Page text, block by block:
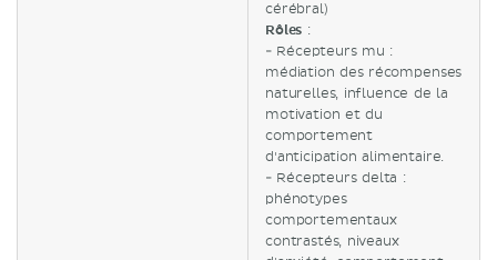
cérébral)
Rôles :
- Récepteurs mu :
médiation des récompenses
naturelles, influence de la
motivation et du
comportement
d'anticipation alimentaire.
- Récepteurs delta :
phénotypes
comportementaux
contrastés, niveaux